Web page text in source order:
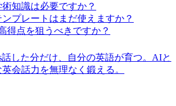
知識は必要ですか？
ンプレートはまだ使えますか？
得点を狙うべきですか？
話した分だけ、自分の英語が育つ。 AIと
会話力を無理なく鍛える。